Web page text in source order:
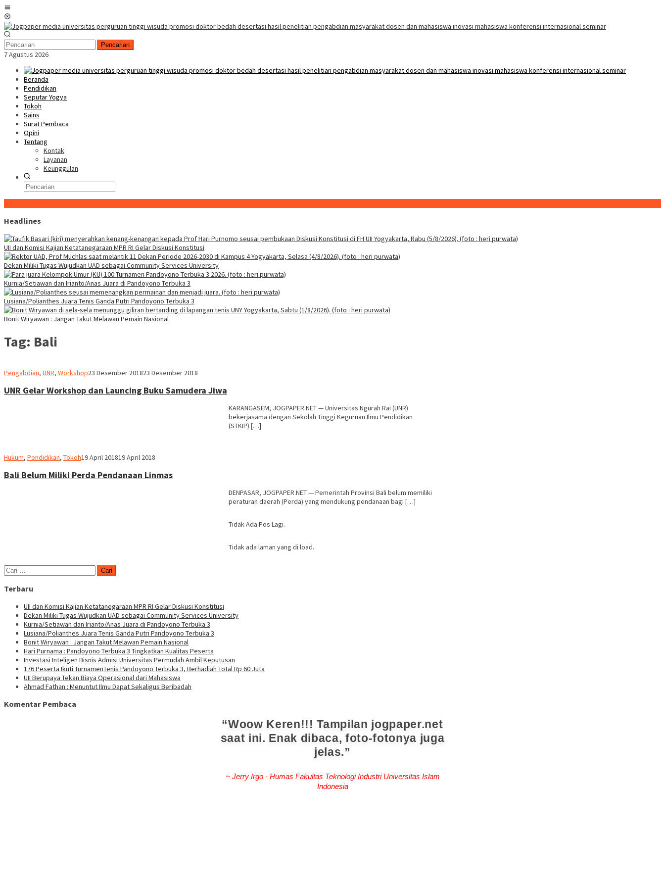
Loncat
ke
konten
Pencarian
7 Agustus 2026
Beranda
Pendidikan
Seputar Yogya
Tokoh
Sains
Surat Pembaca
Opini
Tentang
Kontak
Layanan
Keunggulan
Headlines
UII dan Komisi Kajian Ketatanegaraan MPR RI Gelar Diskusi Konstitusi
Dekan Miliki Tugas Wujudkan UAD sebagai Community Services University
Kurnia/Setiawan dan Irianto/Anas Juara di Pandoyono Terbuka 3
Lusiana/Polianthes Juara Tenis Ganda Putri Pandoyono Terbuka 3
Bonit Wiryawan : Jangan Takut Melawan Pemain Nasional
Tag: Bali
Pengabdian, UNR, WorkshopHeri
23 Desember 201823 Desember 2018
UNR Gelar Workshop dan Launcing Buku Samudera Jiwa
KARANGASEM, JOGPAPER.NET — Universitas Ngurah Rai (UNR)
bekerjasama dengan Sekolah Tinggi Keguruan Ilmu Pendidikan
(STKIP) […]
Hukum, Pendidikan, TokohHeri
19 April 201819 April 2018
Bali Belum Miliki Perda Pendanaan Linmas
DENPASAR, JOGPAPER.NET — Pemerintah Provinsi Bali belum memiliki
peraturan daerah (Perda) yang mendukung pendanaan bagi […]
Tidak Ada Pos Lagi.
Tidak ada laman yang di load.
Cari
untuk:
Terbaru
UII dan Komisi Kajian Ketatanegaraan MPR RI Gelar Diskusi Konstitusi
Dekan Miliki Tugas Wujudkan UAD sebagai Community Services University
Kurnia/Setiawan dan Irianto/Anas Juara di Pandoyono Terbuka 3
Lusiana/Polianthes Juara Tenis Ganda Putri Pandoyono Terbuka 3
Bonit Wiryawan : Jangan Takut Melawan Pemain Nasional
Hari Purnama : Pandoyono Terbuka 3 Tingkatkan Kualitas Peserta
Investasi Inteligen Bisnis Admisi Universitas Permudah Ambil Keputusan
176 Peserta Ikuti TurnamenTenis Pandoyono Terbuka 3, Berhadiah Total Rp 60 Juta
UII Berupaya Tekan Biaya Operasional dari Mahasiswa
Ahmad Fathan : Menuntut Ilmu Dapat Sekaligus Beribadah
Komentar Pembaca
Woow Keren!!! Tampilan jogpaper.net
saat ini. Enak dibaca, foto-fotonya juga
jelas.
~ Jerry Irgo - Humas Fakultas Teknologi Industri Universitas Islam
Indonesia